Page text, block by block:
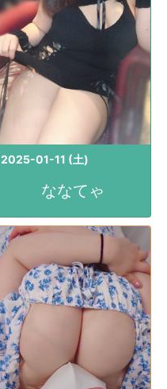
2025-01-11 (土)
ななてゃ